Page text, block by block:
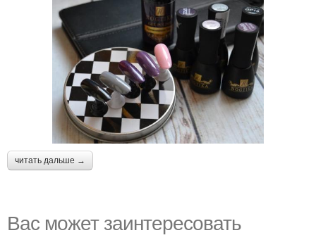
читать дальше →
Вас может заинтересовать